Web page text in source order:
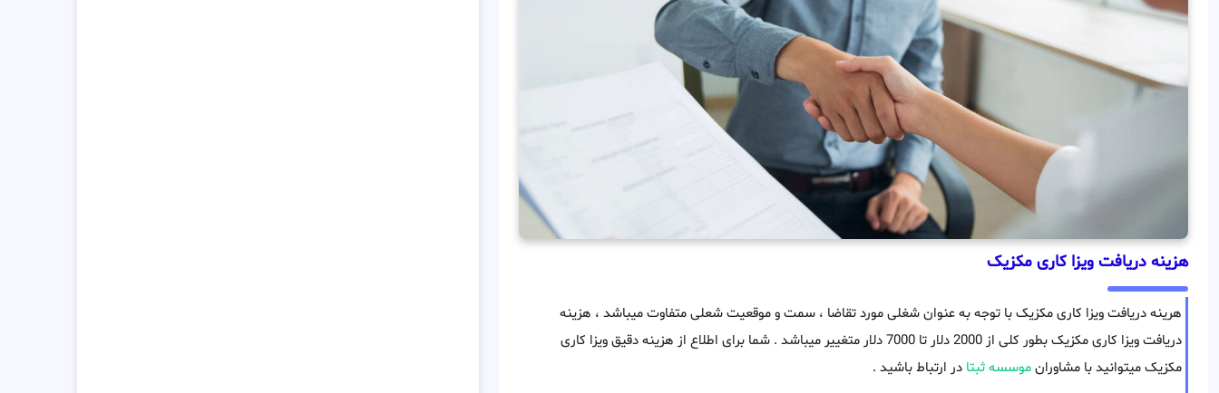
هزینه دریافت ویزا کاری مکزیک
هرینه دریافت ویزا کاری مکزیک با توجه به عنوان شغلی مورد تقاضا ، سمت و موقعیت شعلی متفاوت میباشد ، هزینه
دریافت ویزا کاری مکزیک بطور کلی از 2000 دلار تا 7000 دلار متغییر میباشد . شما برای اطلاع از هزینه دقیق ویزا کاری
مکزیک میتوانید با مشاورانموسسه ثبتا در ارتباط باشید .